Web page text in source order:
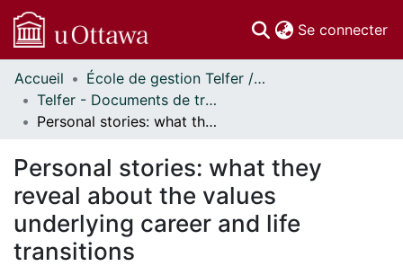
Se connecter
Communautés
et collections
Parcourir
À propos
Accueil
École de gestion Telfer // Telfer School of Management
Telfer - Documents de travail // Telfer - Working Papers
Personal stories: what they reveal about the values underlying career and life transitions
Personal stories: what they
reveal about the values
underlying career and life
transitions